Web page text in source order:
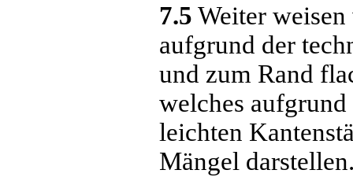
7.5 Weiter
aufgrund der
und zum Rand
welches
leichten
Mängel